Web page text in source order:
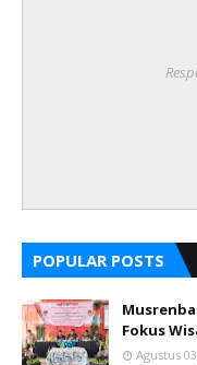
POPULAR POSTS
Fokus
Agustus